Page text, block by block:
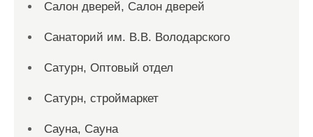
Салон дверей, Салон дверей
Санаторий им. В.В. Володарского
Сатурн, Оптовый отдел
Сатурн, строймаркет
Сауна, Сауна